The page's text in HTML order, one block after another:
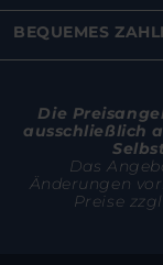
BEQUEMES
Die
ausschließlich
Das
Änderungen
Preise